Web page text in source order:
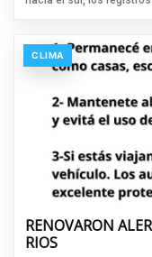
CLIMA
RENOVARON
RIOS